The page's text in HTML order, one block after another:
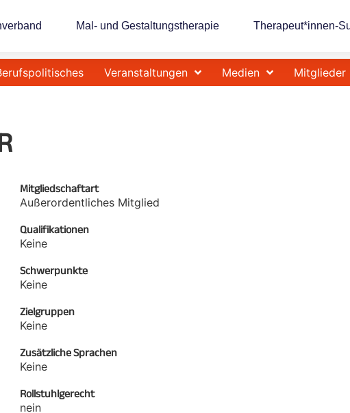
Mal- und Gestaltungstherapie Therapeut*innen-
Veranstaltungen Medien Mitglieder
Mitgliedschaftart
Außerordentliches Mitglied
Qualifikationen
Keine
Schwerpunkte
Keine
Zielgruppen
Keine
Zusätzliche Sprachen
Keine
Rollstuhlgerecht
nein